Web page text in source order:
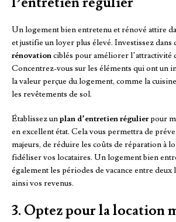
Un logement bien entretenu et rénové attire
et justifie un loyer plus élevé. Investissez dans
rénovationciblés pour améliorer l’attractivité
Concentrez-vous sur les éléments qui ont un
la valeur perçue du logement, comme la
les revêtements de sol.
Établissez unplan d’entretien régulierpour
en excellent état. Cela vous permettra de
majeurs, de réduire les coûts de réparation à
fidéliser vos locataires. Un logement bien
également les périodes de vacance entre
ainsi vos revenus.
3. Optez pour la location